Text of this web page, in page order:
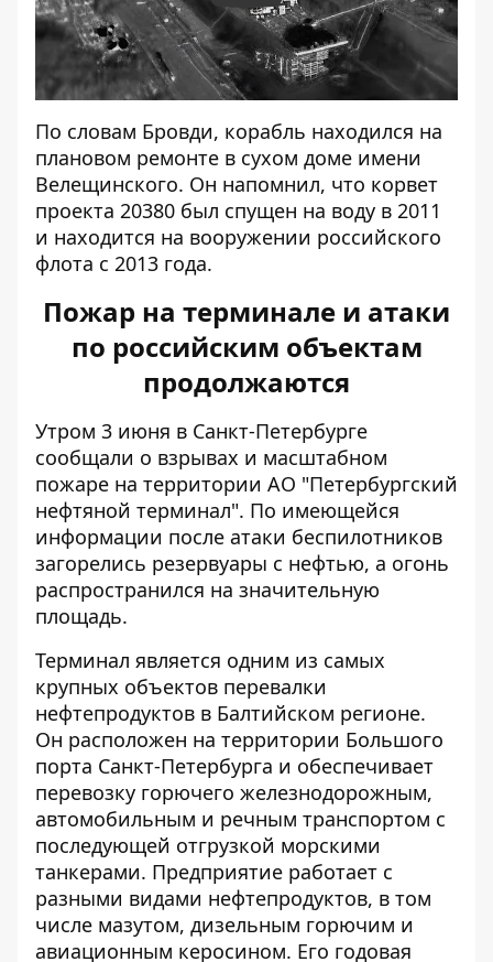
По словам Бровди, корабль находился на
плановом ремонте в сухом доме имени
Велещинского. Он напомнил, что корвет
проекта 20380 был спущен на воду в 2011
и находится на вооружении российского
флота с 2013 года.
Пожар на терминале и атаки
по российским объектам
продолжаются
Утром 3 июня в Санкт-Петербурге
сообщали о взрывах и масштабном
пожаре на территории АО "Петербургский
нефтяной терминал". По имеющейся
информации после атаки беспилотников
загорелись резервуары с нефтью, а огонь
распространился на значительную
площадь.
Терминал является одним из самых
крупных объектов перевалки
нефтепродуктов в Балтийском регионе.
Он расположен на территории Большого
порта Санкт-Петербурга и обеспечивает
перевозку горючего железнодорожным,
автомобильным и речным транспортом с
последующей отгрузкой морскими
танкерами. Предприятие работает с
разными видами нефтепродуктов, в том
числе мазутом, дизельным горючим и
авиационным керосином. Его годовая